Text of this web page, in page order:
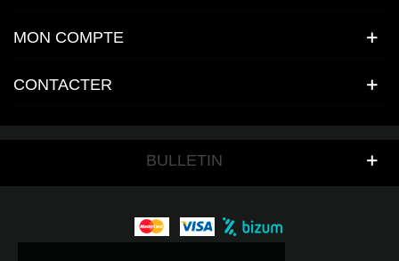
MON COMPTE
CONTACTER
BULLETIN